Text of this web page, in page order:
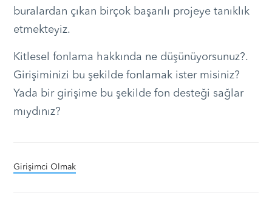
buralardan çıkan birçok başarılı projeye tanıklık
etmekteyiz.
Kitlesel fonlama hakkında ne düşünüyorsunuz?.
Girişiminizi bu şekilde fonlamak ister misiniz?
Yada bir girişime bu şekilde fon desteği sağlar
mıydınız?
Girişimci Olmak